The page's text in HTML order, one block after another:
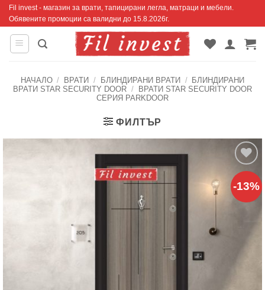
Skip
content
Fil invest - магазин за врати, тапицирани легла, матраци и мебели.
Обявените промоции са валидни до 15.8.2026г.
НАЧАЛО / ВРАТИ / БЛИНДИРАНИ ВРАТИ /
БЛИНДИРАНИ
ВРАТИ STAR SECURITY DOOR /
ВРАТИ STAR SECURITY DOOR
СЕРИЯ PARKDOOR
ФИЛТЪР
-13%
Добавяне
към
списъка с